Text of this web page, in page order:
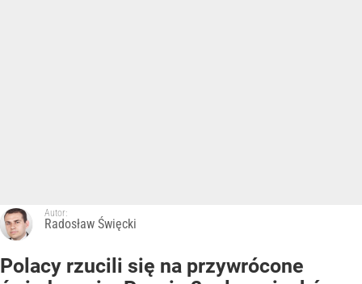
Autor:
Radosław Święcki
Polacy rzucili się na przywrócone